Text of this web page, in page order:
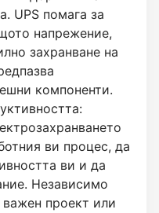
UPS помага за
напрежение,
захранване на
компоненти.
ви процес, да
ви и да
Независимо
проект или